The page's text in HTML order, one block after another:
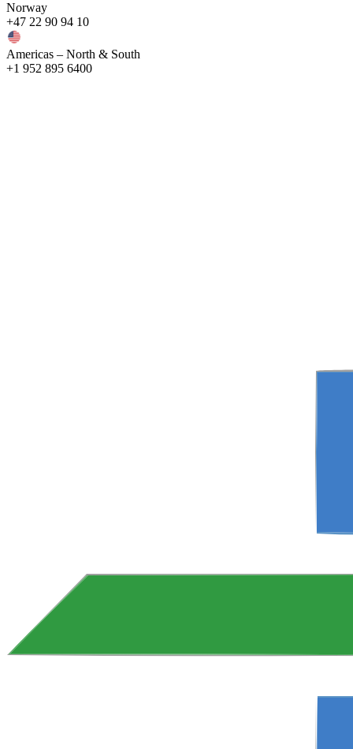
Norway
+47 22 90 94 10
Americas – North & South
+1 952 895 6400